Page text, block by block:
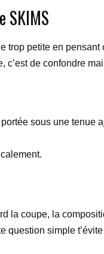
SKIMS
trop petite en
de confondre
sous une tenue
la coupe, la
simple